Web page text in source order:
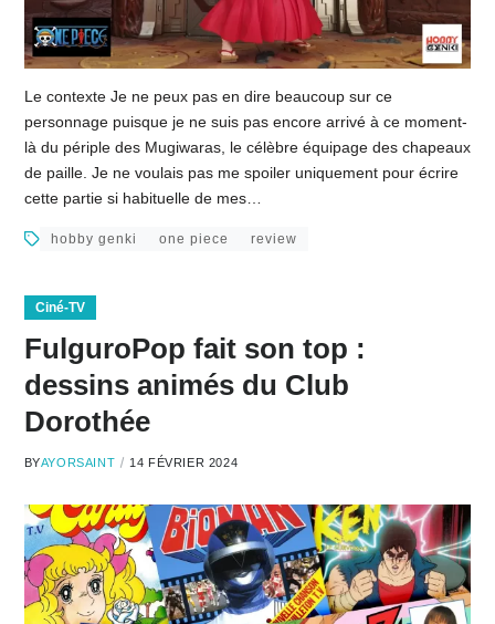
Le contexte Je ne peux pas en dire beaucoup sur ce
personnage puisque je ne suis pas encore arrivé à ce moment-
là du périple des Mugiwaras, le célèbre équipage des chapeaux
de paille. Je ne voulais pas me spoiler uniquement pour écrire
cette partie si habituelle de mes…
hobby genki one piece review
Ciné-TV
FulguroPop fait son top :
dessins animés du Club
Dorothée
BYAYORSAINT 14 FÉVRIER 2024